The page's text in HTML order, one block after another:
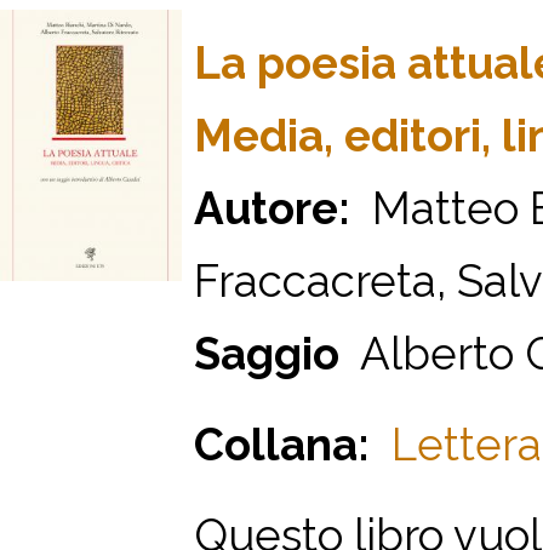
La poesia
Media, editori,
Autore: Matteo
Fraccacreta,
Saggio Alberto
Collana:
Questo libro